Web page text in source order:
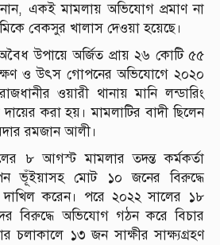
একই মামলায় অভিযোগ প্রমাণ না
বেকসুর খালাস দেওয়া হয়েছে।
উপায়ে অর্জিত প্রায় ২৬ কোটি ৫৫
ও উৎস গোপনের অভিযোগে ২০২০
ওয়ারী থানায় মানি লন্ডারিং
করা হয়। মামলাটির বাদী ছিলেন
রমজান আলী।
৮ আগস্ট মামলার তদন্ত কর্মকর্তা
মোট ১০ জনের বিরুদ্ধে
করেন। পরে ২০২২ সালের ১৮
বিরুদ্ধে অভিযোগ গঠন করে বিচার
চলাকালে ১৩ জন সাক্ষীর সাক্ষ্যগ্রহণ